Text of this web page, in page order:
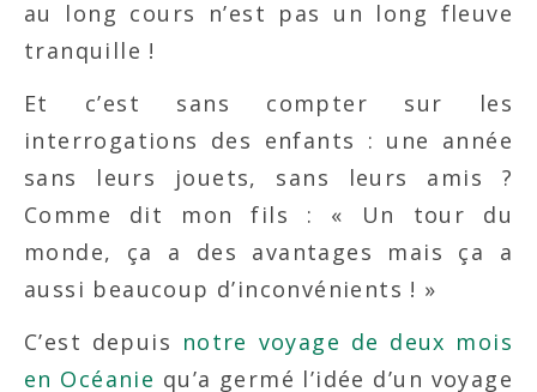
au long cours n’est pas un long fleuve
tranquille !
Et c’est sans compter sur les
interrogations des enfants : une année
sans leurs jouets, sans leurs amis ?
Comme dit mon fils : « Un tour du
monde, ça a des avantages mais ça a
aussi beaucoup d’inconvénients ! »
C’est depuis notre voyage de deux mois
en Océanie qu’a germé l’idée d’un voyage